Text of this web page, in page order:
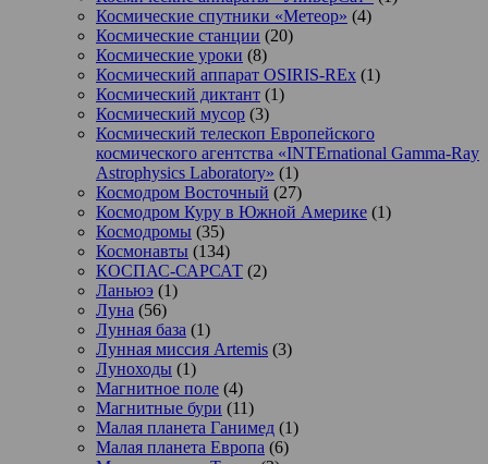
Космические спутники «Метеор» (4)
Космические станции (20)
Космические уроки (8)
Космический аппарат OSIRIS-REx (1)
Космический диктант (1)
Космический мусор (3)
Космический телескоп Европейского
космического агентства «INTErnational Gamma-Ray
Astrophysics Laboratory» (1)
Космодром Восточный (27)
Космодром Куру в Южной Америке (1)
Космодромы (35)
Космонавты (134)
КОСПАС-САРСАТ (2)
Ланьюэ (1)
Луна (56)
Лунная база (1)
Лунная миссия Artemis (3)
Луноходы (1)
Магнитное поле (4)
Магнитные бури (11)
Малая планета Ганимед (1)
Малая планета Европа (6)